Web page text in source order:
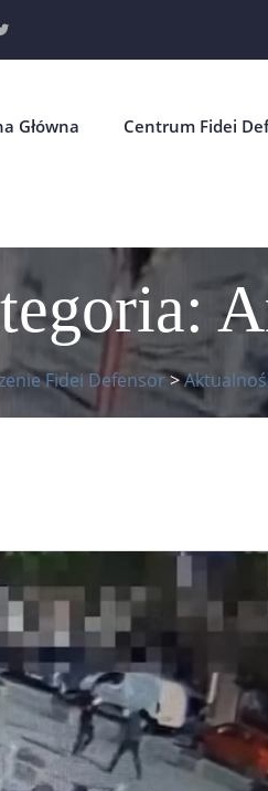
Główna Centrum Fidei
Fidei Defensor>